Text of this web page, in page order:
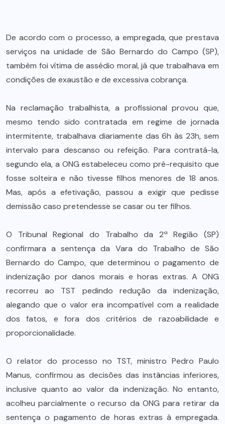
De acordo com o processo, a empregada, que prestava
serviços na unidade de São Bernardo do Campo (SP),
também foi vítima de assédio moral, já que trabalhava em
condições de exaustão e de excessiva cobrança.
Na reclamação trabalhista, a profissional provou que,
mesmo tendo sido contratada em regime de jornada
intermitente, trabalhava diariamente das 6h às 23h, sem
intervalo para descanso ou refeição. Para contratá-la,
segundo ela, a ONG estabeleceu como pré-requisito que
fosse solteira e não tivesse filhos menores de 18 anos.
Mas, após a efetivação, passou a exigir que pedisse
demissão caso pretendesse se casar ou ter filhos.
O Tribunal Regional do Trabalho da 2ª Região (SP)
confirmara a sentença da Vara do Trabalho de São
Bernardo do Campo, que determinou o pagamento de
indenização por danos morais e horas extras. A ONG
recorreu ao TST pedindo redução da indenização,
alegando que o valor era incompatível com a realidade
dos fatos, e fora dos critérios de razoabilidade e
proporcionalidade.
O relator do processo no TST, ministro Pedro Paulo
Manus, confirmou as decisões das instâncias inferiores,
inclusive quanto ao valor da indenização. No entanto,
acolheu parcialmente o recurso da ONG para retirar da
sentença o pagamento de horas extras à empregada.